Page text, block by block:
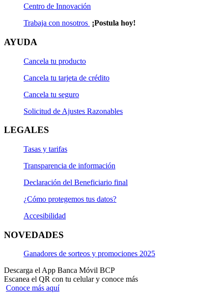
Centro de Innovación
Trabaja con nosotros ¡Postula hoy!
AYUDA
Cancela tu producto
Cancela tu tarjeta de crédito
Cancela tu seguro
Solicitud de Ajustes Razonables
LEGALES
Tasas y tarifas
Transparencia de información
Declaración del Beneficiario final
¿Cómo protegemos tus datos?
Accesibilidad
NOVEDADES
Ganadores de sorteos y promociones 2025
Descarga el App Banca Móvil BCP
Escanea el QR con tu celular y conoce más
Conoce más aquí